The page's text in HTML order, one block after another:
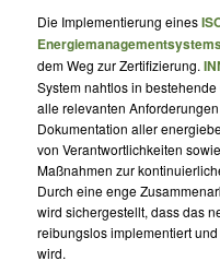
Die Implementierung eines
dem Weg zur Zertifizierung.
System nahtlos in
alle relevanten
Dokumentation aller
von Verantwortlichkeiten
Maßnahmen zur
Durch eine enge
wird sichergestellt, dass das
reibungslos implementiert
wird.